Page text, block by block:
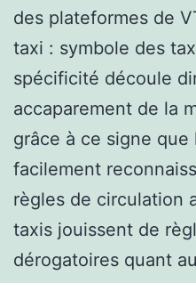
des plateformes de
taxi : symbole des
spécificité découle
accaparement de la
grâce à ce signe que
facilement
règles de circulation
taxis jouissent de
dérogatoires quant